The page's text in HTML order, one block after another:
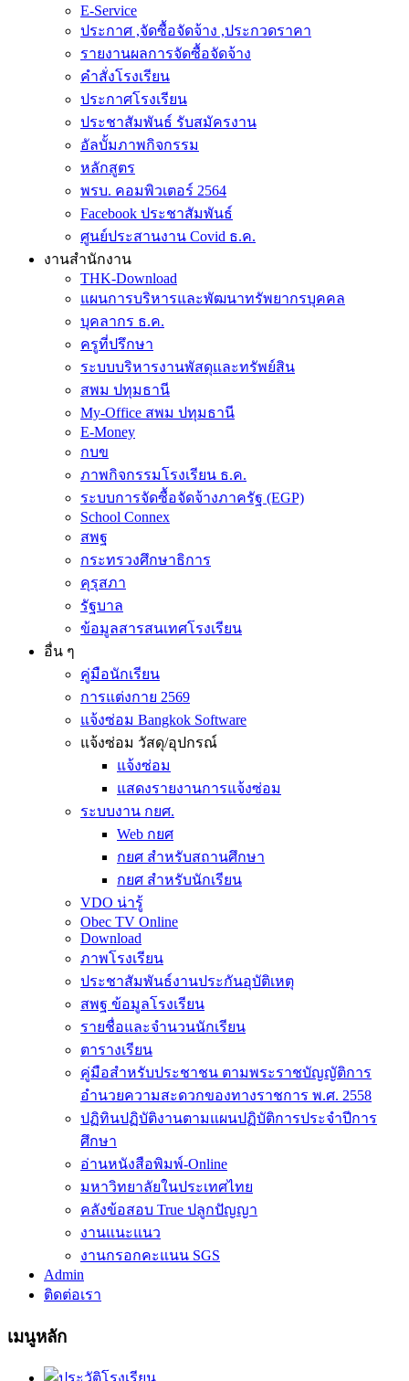
E-Service
ประกาศ ,จัดซื้อจัดจ้าง ,ประกวดราคา
รายงานผลการจัดซื้อจัดจ้าง
คำสั่งโรงเรียน
ประกาศโรงเรียน
ประชาสัมพันธ์ รับสมัครงาน
อัลบั้มภาพกิจกรรม
หลักสูตร
พรบ. คอมพิวเตอร์ 2564
Facebook ประชาสัมพันธ์
ศูนย์ประสานงาน Covid ธ.ค.
งานสำนักงาน
THK-Download
แผนการบริหารและพัฒนาทรัพยากรบุคคล
บุคลากร ธ.ค.
ครูที่ปรึกษา
ระบบบริหารงานพัสดุและทรัพย์สิน
สพม ปทุมธานี
My-Office สพม ปทุมธานี
E-Money
กบข
ภาพกิจกรรมโรงเรียน ธ.ค.
ระบบการจัดซื้อจัดจ้างภาครัฐ (EGP)
School Connex
สพฐ
กระทรวงศึกษาธิการ
คุรุสภา
รัฐบาล
ข้อมูลสารสนเทศโรงเรียน
อื่น ๆ
คู่มือนักเรียน
การแต่งกาย 2569
แจ้งซ่อม Bangkok Software
แจ้งซ่อม วัสดุ/อุปกรณ์
แจ้งซ่อม
แสดงรายงานการแจ้งซ่อม
ระบบงาน กยศ.
Web กยศ
กยศ สำหรับสถานศึกษา
กยศ สำหรับนักเรียน
VDO น่ารู้
Obec TV Online
Download
ภาพโรงเรียน
ประชาสัมพันธ์งานประกันอุบัติเหตุ
สพฐ ข้อมูลโรงเรียน
รายชื่อและจำนวนนักเรียน
ตารางเรียน
คู่มือสำหรับประชาชน ตามพระราชบัญญัติการ
อำนวยความสะดวกของทางราชการ พ.ศ. 2558
ปฏิทินปฏิบัติงานตามแผนปฏิบัติการประจำปีการ
ศึกษา
อ่านหนังสือพิมพ์-Online
มหาวิทยาลัยในประเทศไทย
คลังข้อสอบ True ปลูกปัญญา
งานแนะแนว
งานกรอกคะแนน SGS
Admin
ติดต่อเรา
เมนูหลัก